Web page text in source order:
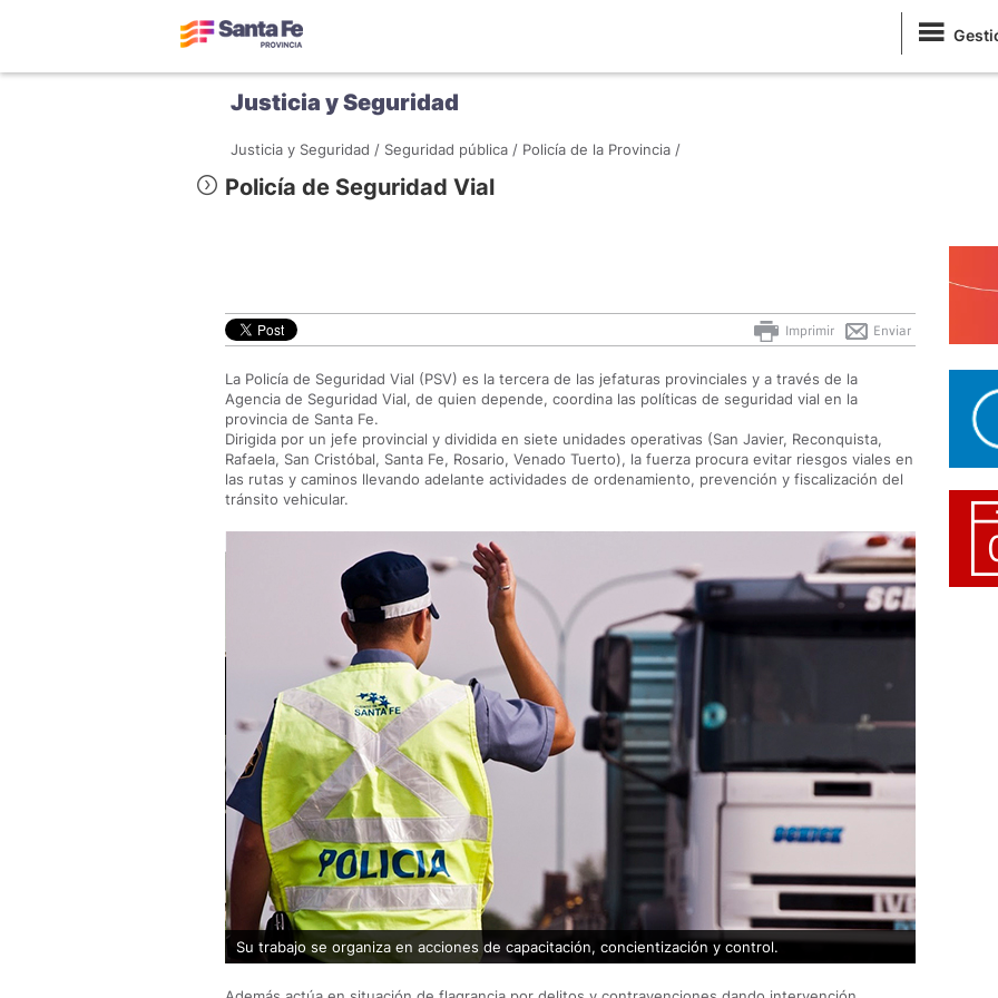
Justicia y Seguridad
Justicia y Seguridad / Seguridad pública / Policía de la Provincia /
Policía de Seguridad Vial
Enviar
Imprimir
La Policía de Seguridad Vial (PSV) es la tercera de las jefaturas provinciales y a través de la
Agencia de Seguridad Vial, de quien depende, coordina las políticas de seguridad vial en la
provincia de Santa Fe.
Dirigida por un jefe provincial y dividida en siete unidades operativas (San Javier, Reconquista,
Rafaela, San Cristóbal, Santa Fe, Rosario, Venado Tuerto), la fuerza procura evitar riesgos viales en
las rutas y caminos llevando adelante actividades de ordenamiento, prevención y fiscalización del
tránsito vehicular.
Su trabajo se organiza en acciones de capacitación, concientización y control.